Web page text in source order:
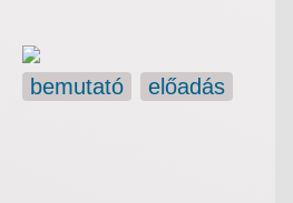
bemutató előadás